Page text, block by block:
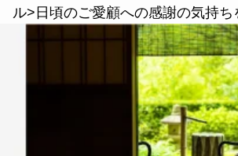
ル>日頃のご愛顧への感謝の気持ち